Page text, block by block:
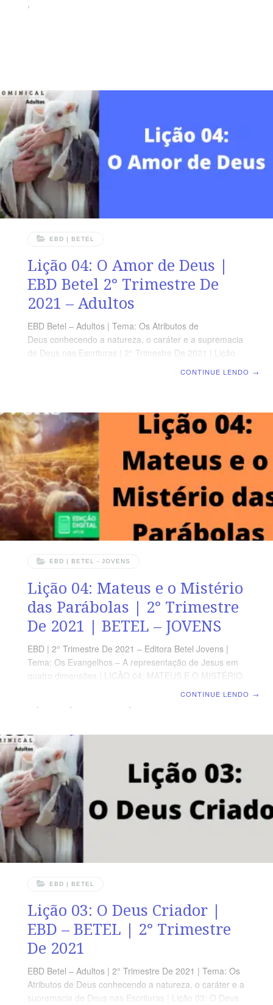
,
EBD | BETEL
Lição 04: O Amor de Deus |
EBD Betel 2° Trimestre De
2021 – Adultos
EBD Betel – Adultos | Tema: Os Atributos de
Deus conhecendo a natureza, o caráter e a supremacia
de Deus nas Escrituras | 2° Trimestre De 2021 | Lição
APLICADA Porque Deus é amor, somente é possível
amar como a Bíblia revela se formos nascidos de novo
e nos relacionarmos com Deus. OBJETIVOS
CONTINUE LENDO →
EBD | BETEL - JOVENS
Lição 04: Mateus e o Mistério
das Parábolas | 2° Trimestre
De 2021 | BETEL – JOVENS
EBD | 2° Trimestre De 2021 – Editora Betel Jovens |
Tema: Os Evangelhos – A representação de Jesus em
quatro dimensões | LIÇÃO 04: MATEUS E O MISTÉRIO
DO DIA “Abrirei a minha boca numa parábola; proporei
enigmas da antiguidade”. Sl 78.2 VERDADE APLICADA
As parábolas revelam verdades acerca do Reino de
Deus. MOMENTO DE ORAÇÃO Que Deus venha
revelar para nós as verdades relativas ao
CONTINUE LENDO →
EBD | BETEL
Lição 03: O Deus Criador |
EBD – BETEL | 2° Trimestre
De 2021
EBD Betel – Adultos | 2° Trimestre De 2021 | Tema: Os
Atributos de Deus conhecendo a natureza, o caráter e a
supremacia de Deus nas Escrituras | Lição 03: O Deus